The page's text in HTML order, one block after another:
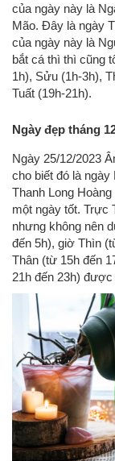
của ngày này là
Mão. Đây là ngày
của ngày này là
bắt cá thì thì cũng
1h), Sửu (1h-3h),
Tuất (19h-21h).
Ngày đẹp tháng
Ngày 25/12/2023
cho biết đó là
Thanh Long
một ngày tốt. Trực
nhưng không nên
đến 5h), giờ Thìn
Thân (từ 15h đến
21h đến 23h)